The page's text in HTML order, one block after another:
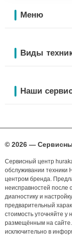
Меню
Виды
Наши
© 2026 —
Сервисный центр
обслуживании техники
центром бренда.
неисправностей после
диагностику и
предварительный
стоимость уточняйте
размещённым на
исключительно в